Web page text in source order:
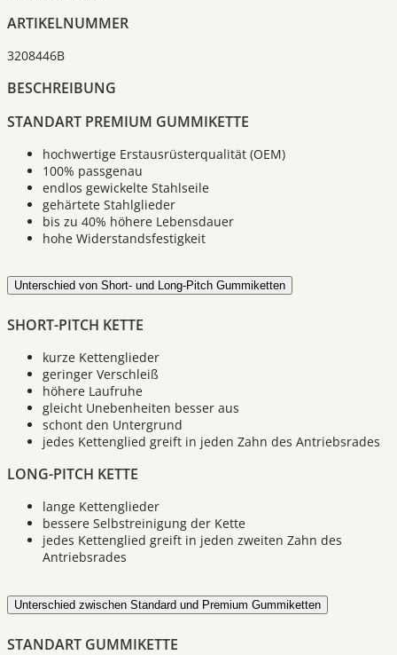
ARTIKELNUMMER
3208446B
BESCHREIBUNG
STANDART PREMIUM GUMMIKETTE
hochwertige Erstausrüsterqualität (OEM)
100% passgenau
endlos gewickelte Stahlseile
gehärtete Stahlglieder
bis zu 40% höhere Lebensdauer
hohe Widerstandsfestigkeit
Unterschied von Short- und Long-Pitch Gummiketten
SHORT-PITCH KETTE
kurze Kettenglieder
geringer Verschleiß
höhere Laufruhe
gleicht Unebenheiten besser aus
schont den Untergrund
jedes Kettenglied greift in jeden Zahn des Antriebsrades
LONG-PITCH KETTE
lange Kettenglieder
bessere Selbstreinigung der Kette
jedes Kettenglied greift in jeden zweiten Zahn des
Antriebsrades
Unterschied zwischen Standard und Premium Gummiketten
STANDART GUMMIKETTE